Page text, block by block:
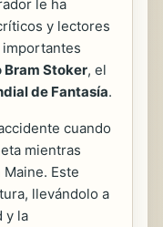
le ha
y lectores
importantes
Bram Stoker, el
de Fantasía.
cuando
mientras
Este
llevándolo a
y la